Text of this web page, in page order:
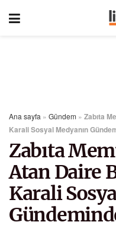
Ana sayfa » Gündem » Zabıta
Karali Sosyal Medyanın
Zabıta
Atan Daire
Karali